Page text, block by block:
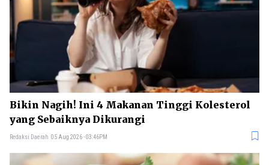
Bikin Nagih! Ini 4 Makanan Tinggi Kolesterol
yang Sebaiknya Dikurangi
Redaksi Daerah 05 Aug 2026 - 03:46PM